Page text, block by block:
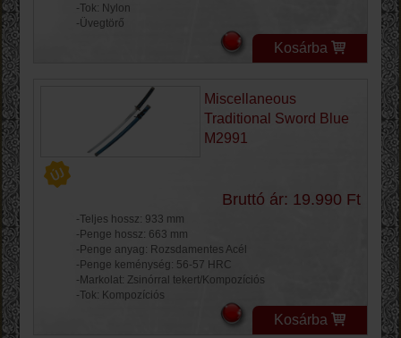
-Tok: Nylon
-Üvegtörő
Kosárba
Miscellaneous
Traditional Sword Blue
M2991
Bruttó ár: 19.990 Ft
-Teljes hossz: 933 mm
-Penge hossz: 663 mm
-Penge anyag: Rozsdamentes Acél
-Penge keménység: 56-57 HRC
-Markolat: Zsinórral tekert/Kompozíciós
-Tok: Kompozíciós
Kosárba